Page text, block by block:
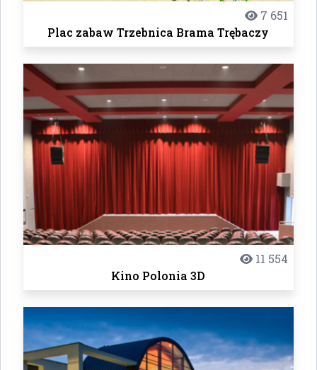
7 651
Plac zabaw Trzebnica Brama Trębaczy
11 554
Kino Polonia 3D